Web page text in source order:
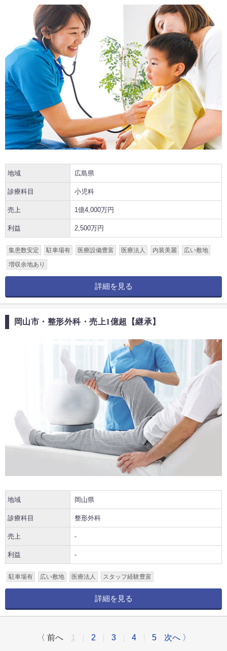
地域 広島県
診療科目 小児科
売上 1億4,000万円
利益 2,500万円
集患数安定 駐車場有 医療設備豊富 医療法人 内装美麗
広い敷地
増収余地あり
詳細を見る
岡山市・整形外科・売上1億超【継承】
地域 岡山県
診療科目 整形外科
売上 -
利益 -
駐車場有 広い敷地 医療法人 スタッフ経験豊富
詳細を見る
〈 前へ 2 3 4 5 次へ 〉